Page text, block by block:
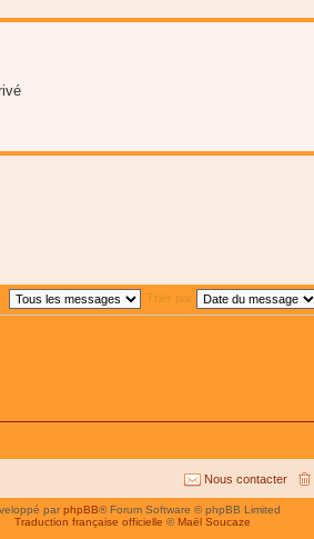
Trier par
Nous contacter
parphpBB® Forum Software © phpBB Limited
Traduction française officielle © Maël Soucaze